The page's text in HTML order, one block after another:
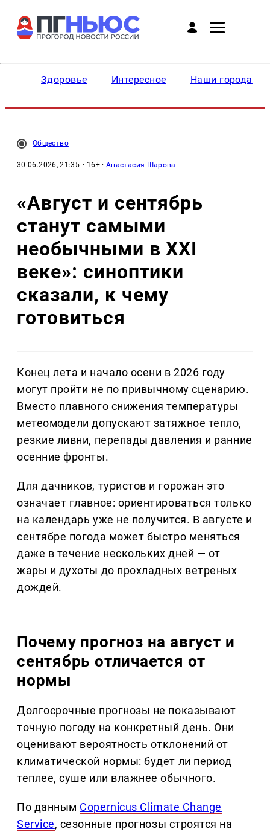
Здоровье Интересное Наши города
Общество
30.06.2026, 21:35 · 16+ ·Анастасия Шарова
«Август и сентябрь
станут самыми
необычными в XXI
веке»: синоптики
сказали, к чему
готовиться
Конец лета и начало осени в 2026 году
могут пройти не по привычному сценарию.
Вместо плавного снижения температуры
метеомодели допускают затяжное тепло,
резкие ливни, перепады давления и ранние
осенние фронты.
Для дачников, туристов и горожан это
означает главное: ориентироваться только
на календарь уже не получится. В августе и
сентябре погода может быстро меняться
даже в течение нескольких дней — от
жары и духоты до прохладных ветреных
дождей.
Почему прогноз на август и
сентябрь отличается от
нормы
Долгосрочные прогнозы не показывают
точную погоду на конкретный день. Они
оценивают вероятность отклонений от
климатической нормы: будет ли период
теплее, суше или влажнее обычного.
По данным Copernicus Climate Change
Service, сезонные прогнозы строятся на